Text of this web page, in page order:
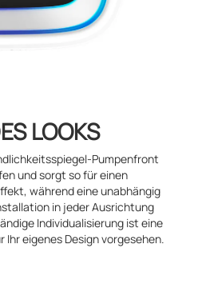
LOOKS
Pumpenfront
und sorgt so für einen
während eine unabhängig
in jeder Ausrichtung
Individualisierung ist eine
eigenes Design vorgesehen.